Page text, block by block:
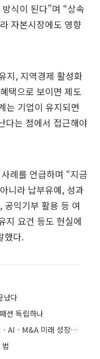
식이 된다”며 “상속
자본시장에도 영향
지, 지역경제 활성화
택으로 보이면 제도
는 기업이 유지되면
다는 점에서 접근해야
례를 언급하며 “지금
니라 납부유예, 성과
공익기부 활용 등 여
지 요건 등도 현실에
했다.
났다
션 독립하나
‘뉴삼성’ 투자 버튼 켜졌다…HBMㆍAIㆍM&A 미래 성장동력 본격화